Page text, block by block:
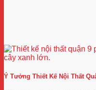
Ý Tưởng Thiết Kế Nội Thất